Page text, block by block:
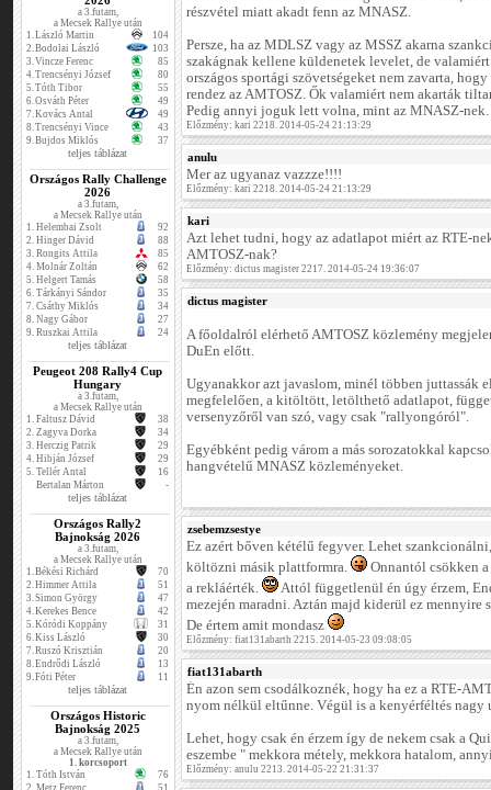
a 3.futam,
a Mecsek Rallye után
1.László Martin
104
2.Bodolai László
103
3.Vincze Ferenc
85
4.Trencsényi József
80
5.Tóth Tibor
55
6.Osváth Péter
49
7.Kovács Antal
49
8.Trencsényi Vince
43
9.Bujdos Miklós 37
teljes táblázat
Országos Rally Challenge
2026
a 3.futam,
a Mecsek Rallye után
1. Helembai Zsolt
92
2. Hinger Dávid
88
3. Rongits Attila
85
4. Molnár Zoltán
62
5. Helgert Tamás
58
6. Tárkányi Sándor
35
7. Csáthy Miklós
34
8. Nagy Gábor
27
9. Ruszkai Attila 24
teljes táblázat
Peugeot 208 Rally4 Cup
Hungary
a 3.futam,
a Mecsek Rallye után
1. Faltusz Dávid
38
2. Zagyva Dorka
34
3. Herczig Patrik
29
4. Hibján József
29
5. Tellér Antal
16
Bertalan Márton
-
teljes táblázat
Országos Rally2
Bajnokság 2026
a 3.futam,
a Mecsek Rallye után
1.Békési Richárd
70
2.Himmer Attila
51
3.Simon György
47
4.Kerekes Bence
42
5.Kóródi Koppány
31
6.Kiss László
30
7.Ruszó Krisztián
20
8.Endrődi László
13
9.Fóti Péter 11
teljes táblázat
Országos Historic
Bajnokság 2025
a 3.futam,
a Mecsek Rallye után
1. korcsoport
1. Tóth István
76
2. Metz Ferenc 51
részvétel miatt akadt fenn az MNASZ.
Persze, ha az MDLSZ vagy az MSSZ akarna
szakágnak kellene küldenetek levelet, de
országos sportági szövetségeket nem zavarta,
rendez az AMTOSZ. Ők valamiért nem akarták
Pedig annyi joguk lett volna, mint az MNASZ-nek.
Előzmény: kari 2218. 2014-05-24 21:13:29
anulu
Mer az ugyanaz vazzze!!!!
Előzmény: kari 2218. 2014-05-24 21:13:29
kari
Azt lehet tudni, hogy az adatlapot miért az RTE-
AMTOSZ-nak?
Előzmény: dictus magister 2217. 2014-05-24 19:36:07
dictus magister
A főoldalról elérhető AMTOSZ közlemény
DuEn előtt.
Ugyanakkor azt javaslom, minél többen juttassák
megfelelően, a kitöltött, letölthető adatlapot,
versenyzőről van szó, vagy csak "rallyongóról".
Egyébként pedig várom a más sorozatokkal
hangvételű MNASZ közleményeket.
zsebemzsestye
Ez azért bőven kétélű fegyver. Lehet
költözni másik plattformra.
Onnantól csökken
a rekláérték.
Attól függetlenül én úgy érzem,
mezején maradni. Aztán majd kiderül ez mennyire
De értem amit mondasz
Előzmény: fiat131abarth 2215. 2014-05-23 09:08:05
fiat131abarth
Én azon sem csodálkoznék, hogy ha ez a RTE-
nyom nélkül eltűnne. Végül is a kenyérféltés nagy
Lehet, hogy csak én érzem így de nekem csak a
eszembe " mekkora métely, mekkora hatalom,
Előzmény: anulu 2213. 2014-05-22 21:31:37